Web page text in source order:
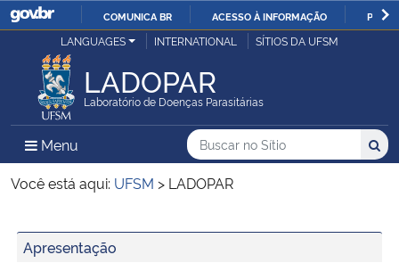
IR
O
COMUNICA BR ACESSO À INFORMAÇÃO
Ministério da Justiça e Segurança Pública
Ministério da Defesa
Ministério das Relações Exteriores
LANGUAGES INTERNATIONAL SÍTIOS DA UFSM
LADOPAR
Laboratório de Doenças Parasitárias
Menu Menu Principal do Sítio
Busca
Buscar no no Sítio
Busca:
Você está aqui: UFSM > LADOPAR
Início do conteúdo
Apresentação